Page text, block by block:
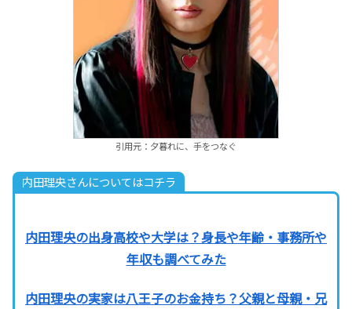
引用元：夕暮れに、手をつなぐ
内田理央さんについてはコチラ
内田理央の出身高校や大学は？身長や年齢・事務所や
年収も調べてみた
内田理央の実家は八王子のお金持ち？父親と母親・兄